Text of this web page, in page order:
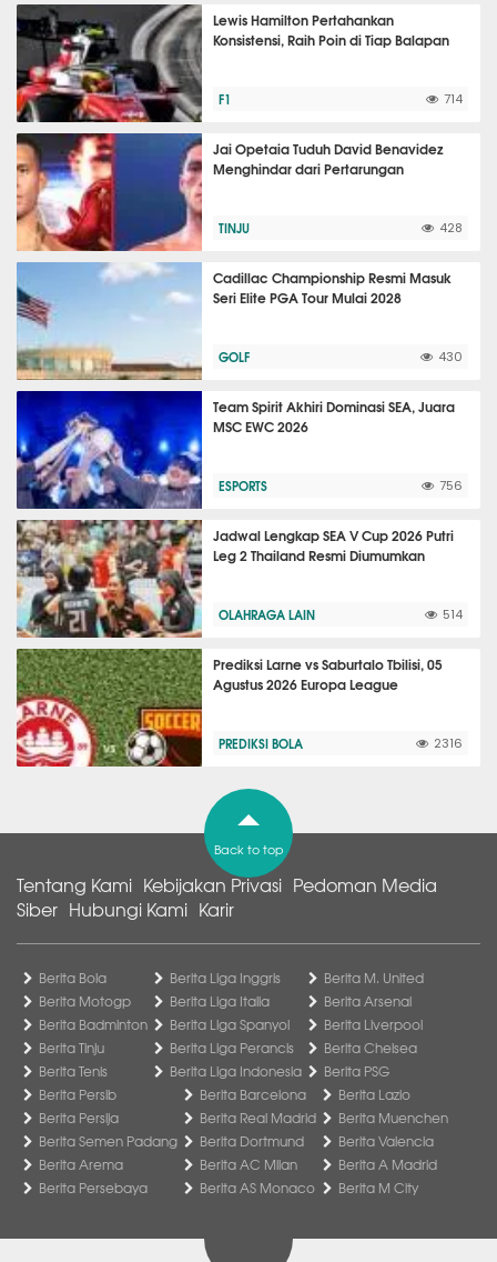
Lewis Hamilton Pertahankan
Konsistensi, Raih Poin di Tiap Balapan
F1 714
Jai Opetaia Tuduh David Benavidez
Menghindar dari Pertarungan
TINJU 428
Cadillac Championship Resmi Masuk
Seri Elite PGA Tour Mulai 2028
GOLF 430
Team Spirit Akhiri Dominasi SEA, Juara
MSC EWC 2026
ESPORTS 756
Jadwal Lengkap SEA V Cup 2026 Putri
Leg 2 Thailand Resmi Diumumkan
OLAHRAGA LAIN 514
Prediksi Larne vs Saburtalo Tbilisi, 05
Agustus 2026 Europa League
PREDIKSI BOLA 2316
Back to top
Tentang Kami Kebijakan Privasi Pedoman Media
Siber Hubungi Kami Karir
Berita Bola
Berita Motogp
Berita Badminton
Berita Tinju
Berita Tenis
Berita Liga Inggris
Berita Liga Italia
Berita Liga Spanyol
Berita Liga Perancis
Berita Liga Indonesia
Berita M. United
Berita Arsenal
Berita Liverpool
Berita Chelsea
Berita PSG
Berita Persib
Berita Persija
Berita Semen Padang
Berita Arema
Berita Persebaya
Berita Barcelona
Berita Real Madrid
Berita Dortmund
Berita AC Milan
Berita AS Monaco
Berita Lazio
Berita Muenchen
Berita Valencia
Berita A Madrid
Berita M City